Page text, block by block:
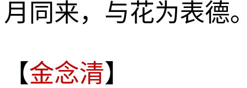
月同来，与花为表德。
【金念清】